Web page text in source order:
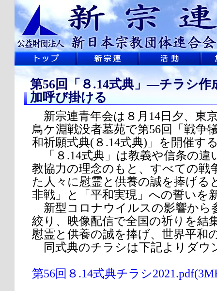
第56回「８.14式典」―チラシ作
加呼び掛ける
新宗連青年会は８月14日夕、東
鳥ケ淵戦没者墓苑で第56回「戦争
和祈願式典(８.14式典)」を開催す
「８.14式典」は教義や信条の違
教協力の理念のもと、すべての戦
た人々に慰霊と供養の誠を捧げる
非戦」と「平和実現」への誓いを
新型コロナウイルスの影響から
絞り、映像配信で全国の祈りを結
慰霊と供養の誠を捧げ、世界平和
同式典のチラシは下記よりダウ
第56回８.14式典チラシ